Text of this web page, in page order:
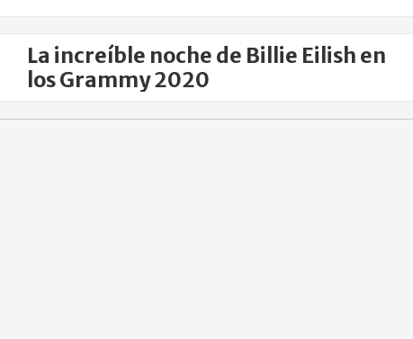
La increíble noche de Billie Eilish en
los Grammy 2020